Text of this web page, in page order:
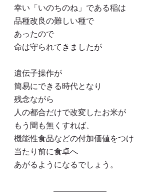
幸い「いのちのね」である稲は
品種改良の難しい種で
あったので
命は守られてきましたが
遺伝子操作が
簡易にできる時代となり
残念ながら
人の都合だけで改変したお米が
もう間も無くすれば、
機能性食品などの付加価値をつけ
当たり前に食卓へ
あがるようになるでしょう。